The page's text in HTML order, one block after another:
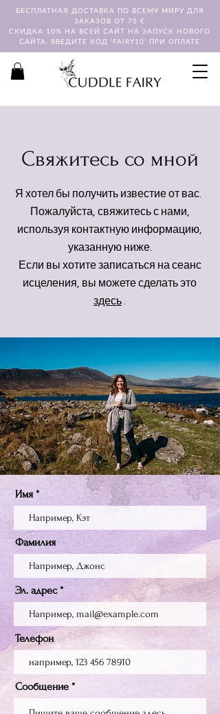
БЕСПЛАТНАЯ ДОСТАВКА ПО ВСЕМУ МИРУ ДЛЯ
ЗАКАЗОВ ОТ 75 €
СКИДКА 10% НА ВСЕЙ САЙТ НА ЗАПУСК НОВОГО
САЙТА. ВВЕДИТЕ КОД 'FAIRY10' ПРИ ОПЛАТЕ
Свяжитесь со мной
Я хотел бы получить известие от вас.
Пожалуйста, свяжитесь с нами,
используя контактную информацию,
указанную ниже.
Если вы хотите записаться на сеанс
исцеления, вы можете сделать это
здесь
Имя
Фамилия
Эл. адрес
Телефон
Сообщение